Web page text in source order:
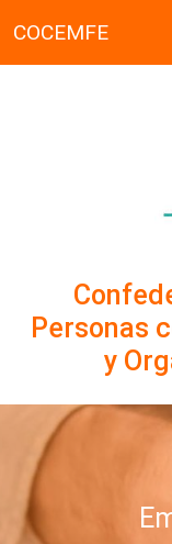
COCEMFE
Personas
y